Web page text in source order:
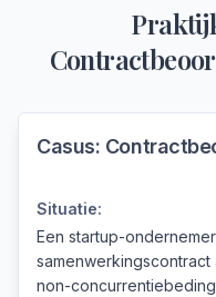
Casus:
Situatie:
Een startup-
non-